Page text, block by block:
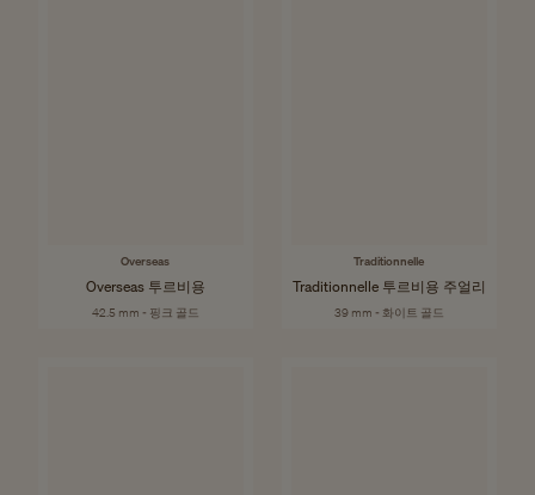
Overseas
Overseas 투르비용
42.5 mm - 핑크 골드
Traditionnelle
Traditionnelle 투르비용 주얼리
39 mm - 화이트 골드